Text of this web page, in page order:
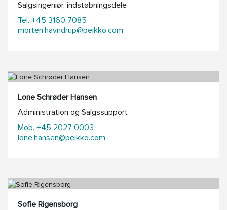
Salgsingeniør, indstøbningsdele
Tel. +45 3160 7085
morten.havndrup@peikko.com
Lone Schrøder Hansen
Administration og Salgssupport
Mob. +45 2027 0003
lone.hansen@peikko.com
Sofie Rigensborg